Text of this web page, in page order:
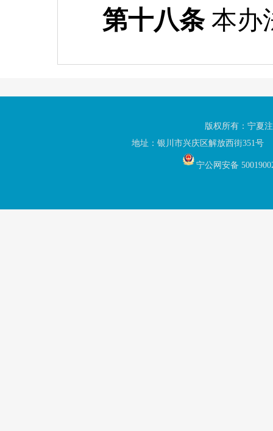
第十八条本办
版权所有：宁夏
地址：银川市兴庆区解放西街
宁公网安备